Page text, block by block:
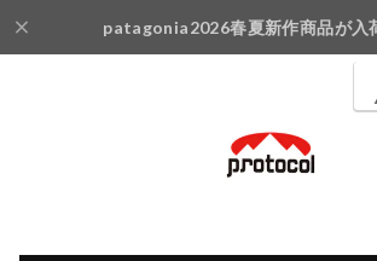
patagonia2026春夏新作商品が入